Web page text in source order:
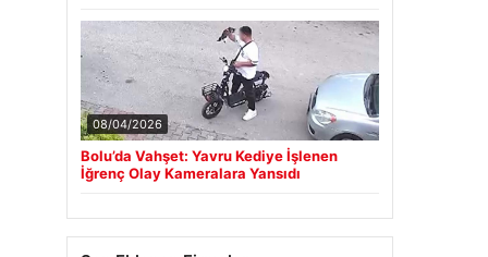
08/04/2026
Bolu’da Vahşet: Yavru Kediye İşlenen
İğrenç Olay Kameralara Yansıdı